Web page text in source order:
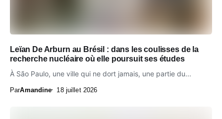
Leïan De Arburn au Brésil : dans les coulisses de la
recherche nucléaire où elle poursuit ses études
À São Paulo, une ville qui ne dort jamais, une partie du...
ParAmandine 18 juillet 2026